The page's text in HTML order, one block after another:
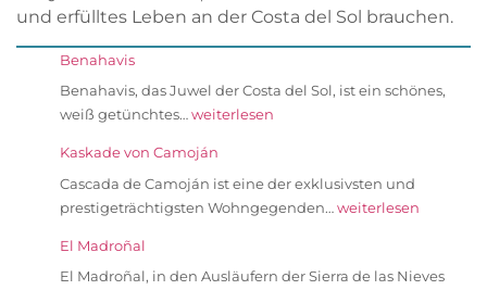
und erfülltes Leben an der Costa del Sol brauchen.
Benahavis
Benahavis, das Juwel der Costa del Sol, ist ein schönes,
weiß getünchtes…weiterlesen
Kaskade von Camoján
Cascada de Camoján ist eine der exklusivsten und
prestigeträchtigsten Wohngegenden… weiterlesen
El Madroñal
El Madroñal, in den Ausläufern der Sierra de las Nieves